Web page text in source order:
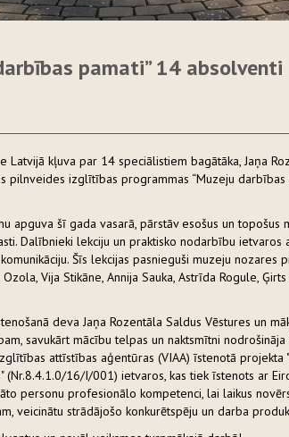
pamati” 14 absolventi
Latvijā kļuva par 14 speciālistiem bagātāka, Jaņa
pilnveides izglītības programmas “Muzeju darbības
apguva šī gada vasarā, pārstāv esošus un topošus
Dalībnieki lekciju un praktisko nodarbību ietvaros
Šīs lekcijas pasnieguši muzeju nozares
Vija Stikāne, Annija Sauka, Astrīda Rogule,
deva Jaņa Rozentāla Saldus Vēstures un
savukārt mācību telpas un naktsmītni
attīstības aģentūras (VIAA) īstenotā
16/I/001) ietvaros, kas tiek īstenots ar
personu profesionālo kompetenci, lai laikus
veicinātu strādājošo konkurētspēju un darba